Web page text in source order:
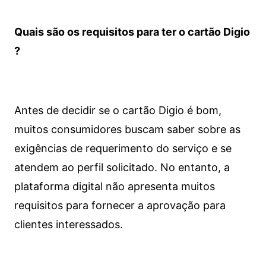
Quais são os requisitos para ter o cartão Digio
?
Antes de decidir se o cartão Digio é bom,
muitos consumidores buscam saber sobre as
exigências de requerimento do serviço e se
atendem ao perfil solicitado. No entanto, a
plataforma digital não apresenta muitos
requisitos para fornecer a aprovação para
clientes interessados.